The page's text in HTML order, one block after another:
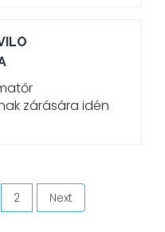
zárására idén
2 Next